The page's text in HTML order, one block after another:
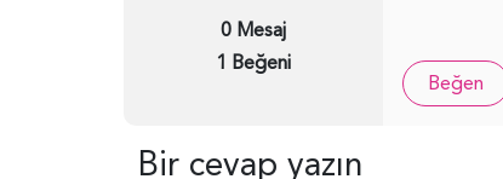
0 Mesaj
1 Beğeni
Beğen
Bir cevap yazın